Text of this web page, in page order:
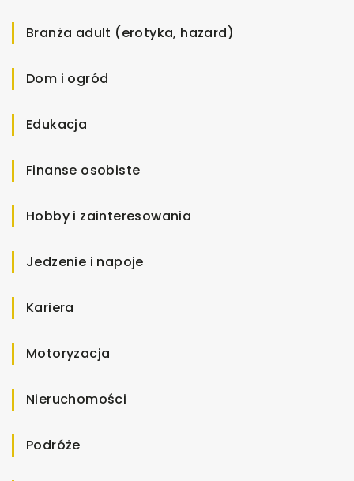
Branża adult (erotyka, hazard)
Dom i ogród
Edukacja
Finanse osobiste
Hobby i zainteresowania
Jedzenie i napoje
Kariera
Motoryzacja
Nieruchomości
Podróże